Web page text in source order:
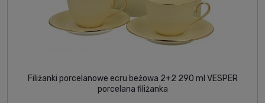
Filiżanki porcelanowe ecru beżowa 2+2 290 ml VESPER
porcelana filiżanka